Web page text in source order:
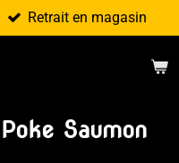
Retrait en magasin
Poke Saumon